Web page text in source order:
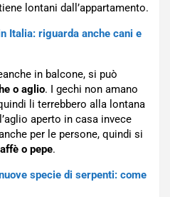
lontani dall’appartamento.
Italia: riguarda anche cani e
in balcone, si può
o aglio. I gechi non amano
li terrebbero alla lontana
aperto in casa invece
per le persone, quindi si
o pepe.
specie di serpenti: come